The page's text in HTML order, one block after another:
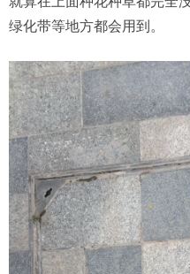
绿化带等地方都会用到。